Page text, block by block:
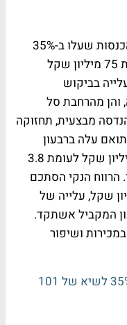
ברבעון הראשון, טיאסג'י דיווחה על הכנסות שעלו ב-35%
והסתכמו בכ-101 מיליון שקל, לעומת 75 מיליון שקל
בביקוש
והן מהרחבת סל
מבצעית, תחזוקה
עלה ברבעון
הראשון של 2025 ב 32.6% ל 5.1 מיליון שקל לעומת 3.8
הרווח הנקי הסתכם
של 2025 ב-3.4 מיליון שקל, עלייה של
ברבעון המקביל אשתקד.
ושיפור
טיאסג'י: ההכנסות זינקו ב-35% לשיא של 101